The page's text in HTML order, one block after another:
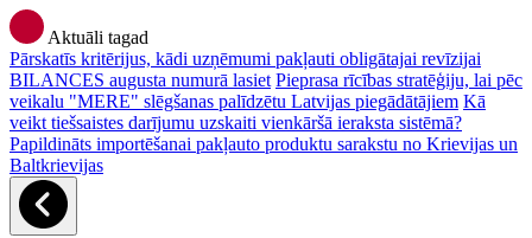
Aktuāli tagad
Pārskatīs kritērijus, kādi uzņēmumi pakļauti obligātajai revīzijai
BILANCES augusta numurā lasiet Pieprasa rīcības stratēģiju, lai pēc
veikalu "MERE" slēgšanas palīdzētu Latvijas piegādātājiem Kā
veikt tiešsaistes darījumu uzskaiti vienkāršā ieraksta sistēmā?
Papildināts importēšanai pakļauto produktu sarakstu no Krievijas un
Baltkrievijas